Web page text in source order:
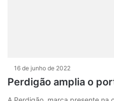
16 de junho de 2022
Perdigão amplia o